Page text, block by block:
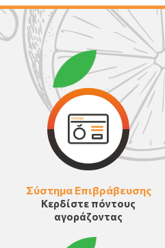
Σύστημα Επιβράβευσης
Κερδίστε πόντους
αγοράζοντας